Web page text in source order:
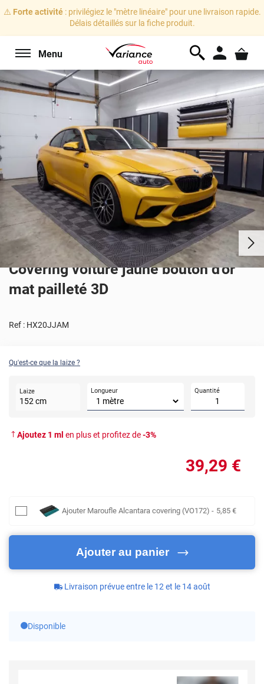
⚠️ Forte activité: privilégiez le "mètre linéaire" pour une livraison rapide.
Délais détaillés sur la fiche produit.
Menu
Covering voiture jaune bouton d'or
mat pailleté 3D
Ref : HX20JJAM
Qu'est-ce que la laize ?
Laize
152 cm
Longueur Quantité
Ajoutez 1 ml en plus et profitez de-3%
39,29 €
Ajouter Maroufle Alcantara covering (VO172) - 5,85 €
Ajouter au panier
Livraison prévue entre le 12 et le 14 août
Disponible